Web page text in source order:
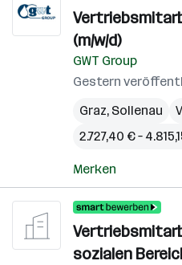
(m/w/d)
GWT Group
Gestern
Graz, Sollenau
2.727,40 € –
Merken
sozialen